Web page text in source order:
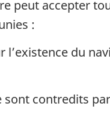
peut accepter
:
l’existence du
sont contredits